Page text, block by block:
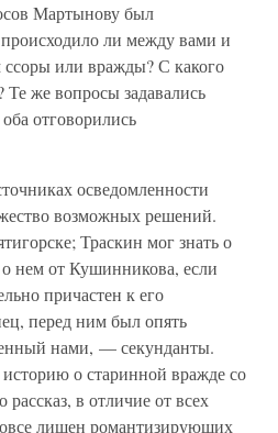
Мартынову был
ли между вами и
или вражды? С какого
Те же вопросы задавались
отговорились
осведомленности
возможных решений.
Траскин мог знать о
нем от Кушинникова, если
причастен к его
перед ним был опять
нами, — секунданты.
о старинной вражде со
в отличие от всех
лишен романтизирующих